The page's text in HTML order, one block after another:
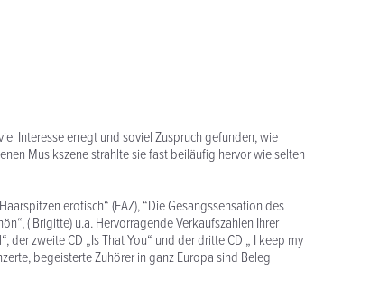
Interesse erregt und soviel Zuspruch gefunden, wie
Musikszene strahlte sie fast beiläufig hervor wie selten
erotisch“ (FAZ), “Die Gesangssensation des
( Brigitte) u.a. Hervorragende Verkaufszahlen Ihrer
zweite CD „Is That You“ und der dritte CD „ I keep my
begeisterte Zuhörer in ganz Europa sind Beleg